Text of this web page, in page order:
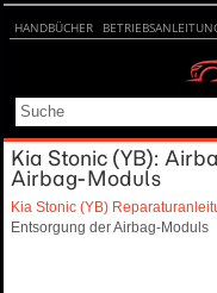
HANDBÜCHER
Kia Stonic (YB):
Airbag-Moduls
Kia Stonic (YB)
Entsorgung der Airbag-Moduls